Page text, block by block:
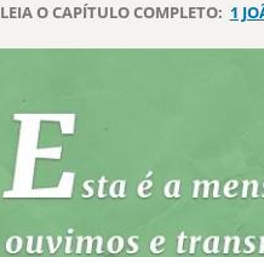
LEIA O CAPÍTULO COMPLETO: 1